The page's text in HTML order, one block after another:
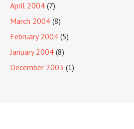
April 2004 (7)
March 2004 (8)
February 2004 (5)
January 2004 (8)
December 2003 (1)